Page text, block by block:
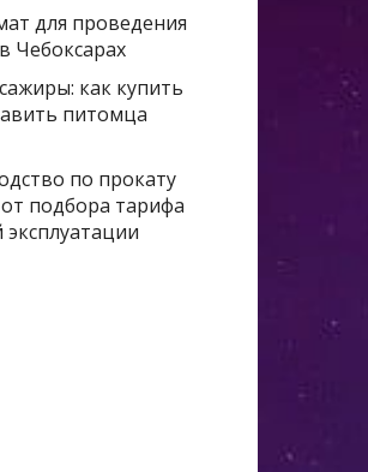
для проведения
Чебоксарах
как купить
питомца
по прокату
подбора тарифа